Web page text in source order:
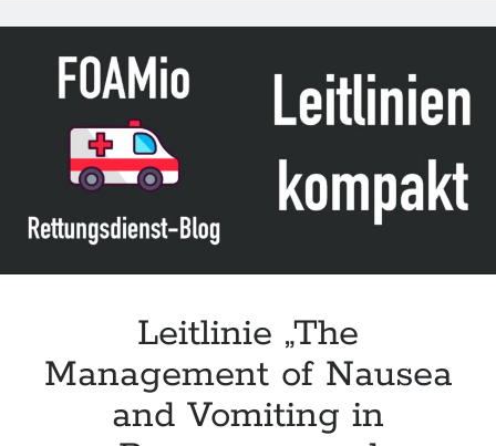
Nausea
Vomiting
in
Pregnancy
Hyperemesis
Gravidarum“
2023)
Leitlinie „The
Management of Nausea
and Vomiting in